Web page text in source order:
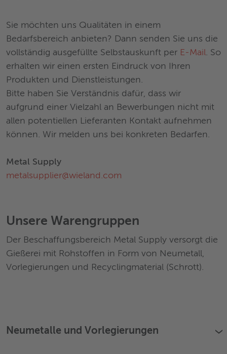
Sie möchten uns Qualitäten in einem
Bedarfsbereich anbieten? Dann senden Sie uns die
vollständig ausgefüllte Selbstauskunft per E-Mail. So
erhalten wir einen ersten Eindruck von Ihren
Produkten und Dienstleistungen.
Bitte haben Sie Verständnis dafür, dass wir
aufgrund einer Vielzahl an Bewerbungen nicht mit
allen potentiellen Lieferanten Kontakt aufnehmen
können. Wir melden uns bei konkreten Bedarfen.
Metal Supply
metalsupplier@wieland.com
Unsere Warengruppen
Der Beschaffungsbereich Metal Supply versorgt die
Gießerei mit Rohstoffen in Form von Neumetall,
Vorlegierungen und Recyclingmaterial (Schrott).
Neumetalle und Vorlegierungen ›